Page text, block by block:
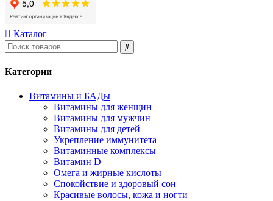
Каталог
Категории
Витамины и БАДы
Витамины для женщин
Витамины для мужчин
Витамины для детей
Укрепление иммунитета
Витаминные комплексы
Витамин D
Омега и жирные кислоты
Спокойствие и здоровый сон
Красивые волосы, кожа и ногти